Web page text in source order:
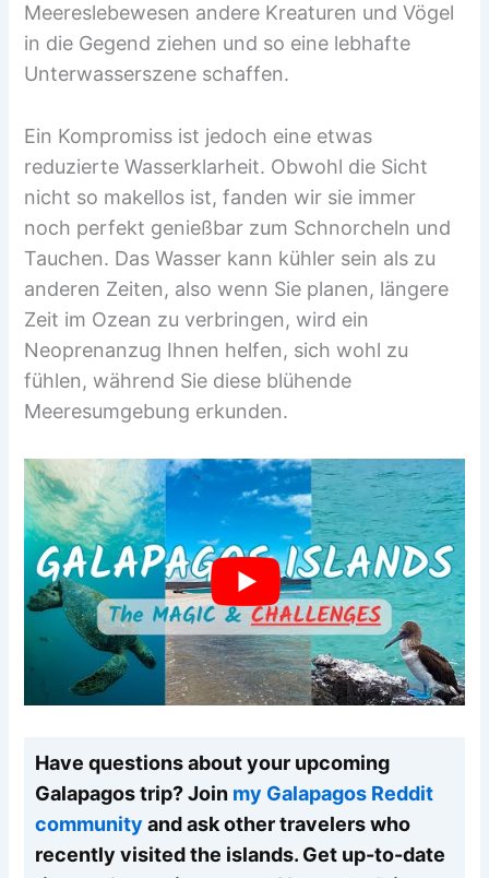
Meereslebewesen andere Kreaturen und Vögel
in die Gegend ziehen und so eine lebhafte
Unterwasserszene schaffen.
Ein Kompromiss ist jedoch eine etwas
reduzierte Wasserklarheit. Obwohl die Sicht
nicht so makellos ist, fanden wir sie immer
noch perfekt genießbar zum Schnorcheln und
Tauchen. Das Wasser kann kühler sein als zu
anderen Zeiten, also wenn Sie planen, längere
Zeit im Ozean zu verbringen, wird ein
Neoprenanzug Ihnen helfen, sich wohl zu
fühlen, während Sie diese blühende
Meeresumgebung erkunden.
Have questions about your upcoming
Galapagos trip? Join my Galapagos Reddit
community and ask other travelers who
recently visited the islands. Get up-to-date